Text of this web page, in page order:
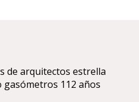
de arquitectos estrella
112 años